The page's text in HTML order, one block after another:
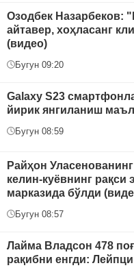
Озодбек Назарбеков:
айтавер, хоҳласанг
(видео)
Бугун 09:20
Galaxy S23
йирик янгиланиш
Бугун 08:59
Райҳон
келин-куёвнинг рақси
марказида бўлди
Бугун 08:57
Лайма Владсон 478
рақибни енгди: